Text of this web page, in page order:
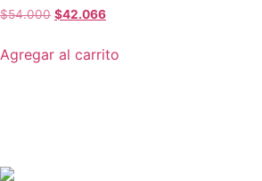
$54.000 $42.066
Agregar al carrito